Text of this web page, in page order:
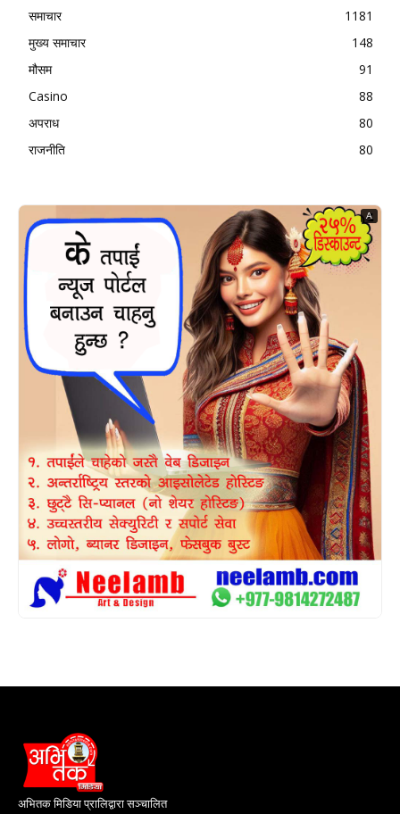
समाचार
1181
मुख्य समाचार
148
मौसम
91
Casino
88
अपराध
80
राजनीति
80
A
अभितक मिडिया प्रालिद्वारा सञ्चालित